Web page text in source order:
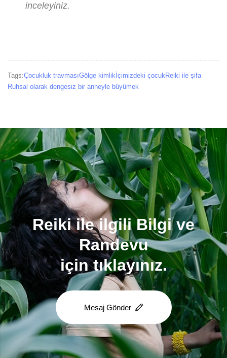
inceleyiniz.
Tags:Çocukluk travmasıGölge kimlik İçimizdeki çocukReiki ile şifa
Ruhsal olarak dengesiz bir anneyle büyümek
Reiki ile ilgili Bilgi ve
Randevu
için tıklayınız.
Mesaj Gönder